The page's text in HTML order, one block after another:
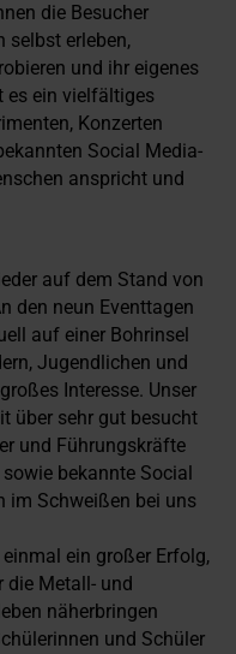
die Besucher
selbst erleben,
und ihr eigenes
es ein vielfältiges
Konzerten
Social Media-
anspricht und
auf dem Stand von
den neun Eventtagen
auf einer Bohrinsel
Jugendlichen und
Interesse. Unser
über sehr gut besucht
und Führungskräfte
bekannte Social
im Schweißen bei uns
ein großer Erfolg,
die Metall- und
näherbringen
und Schüler